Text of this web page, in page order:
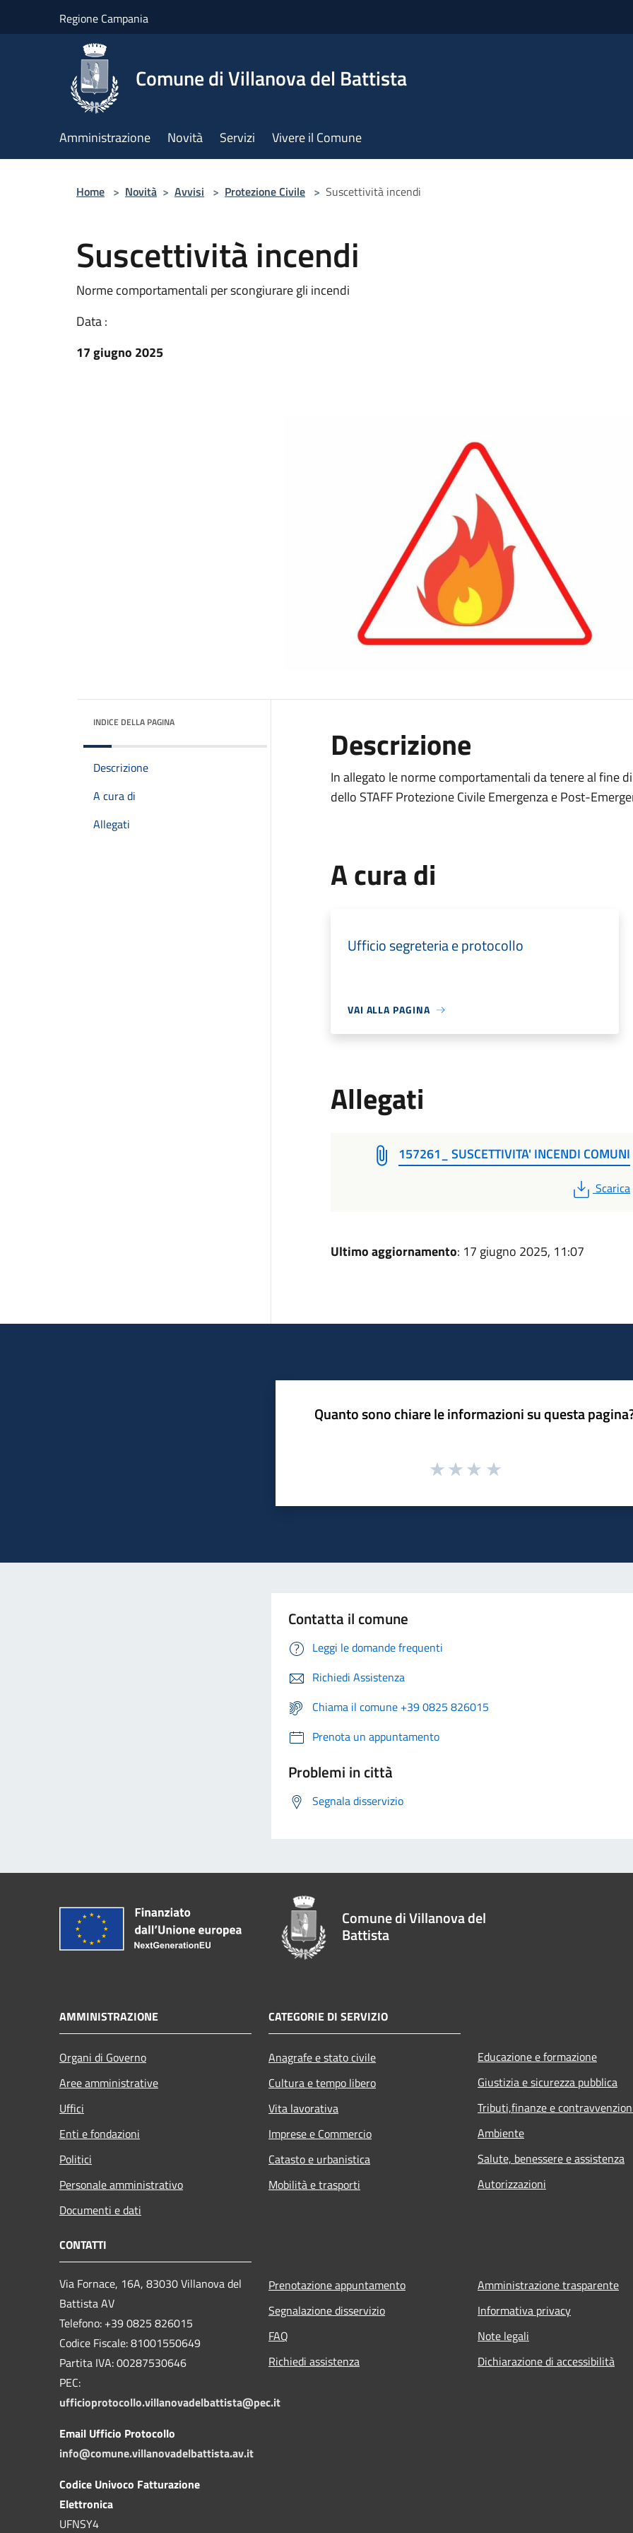
Regione Campania
Comune di Villanova del Battista
Amministrazione Novità Servizi Vivere il Comune
Home > Novità > Avvisi > Protezione Civile > Suscettività incendi
Suscettività incendi
Norme comportamentali per scongiurare gli incendi
Data :
17 giugno 2025
INDICE DELLA PAGINA
Descrizione
A cura di
Allegati
Descrizione
In allegato le norme comportamentali da tenere al fine
dello STAFF Protezione Civile Emergenza e Post-
A cura di
Ufficio segreteria e protocollo
VAI ALLA PAGINA
Allegati
157261_ SUSCETTIVITA' INCENDI COMUNI
PDF
Scarica
Ultimo aggiornamento: 17 giugno 2025, 11:07
Quanto sono chiare le informazioni su questa
Contatta il comune
Leggi le domande frequenti
Richiedi Assistenza
Chiama il comune +39 0825 826015
Prenota un appuntamento
Problemi in città
Segnala disservizio
Comune di Villanova del
Battista
AMMINISTRAZIONE
Organi di Governo
Aree amministrative
Uffici
Enti e fondazioni
Politici
Personale amministrativo
Documenti e dati
CATEGORIE DI SERVIZIO
Anagrafe e stato civile
Cultura e tempo libero
Vita lavorativa
Imprese e Commercio
Catasto e urbanistica
Mobilità e trasporti
Educazione e formazione
Giustizia e sicurezza pubblica
Tributi,finanze e
Ambiente
Salute, benessere e assistenza
Autorizzazioni
CONTATTI
Via Fornace, 16A, 83030 Villanova del
Battista AV
Telefono: +39 0825 826015
Codice Fiscale: 81001550649
Partita IVA: 00287530646
PEC:
ufficioprotocollo.villanovadelbattista@pec.it
Email Ufficio Protocollo
info@comune.villanovadelbattista.av.it
Codice Univoco Fatturazione
Elettronica
UFNSY4
Prenotazione appuntamento
Segnalazione disservizio
FAQ
Richiedi assistenza
Amministrazione trasparente
Informativa privacy
Note legali
Dichiarazione di accessibilità